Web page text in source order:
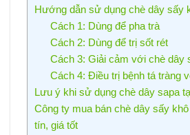
Hướng dẫn sử dụng chè dây sấy
Cách 1: Dùng để pha trà
Cách 2: Dùng để trị sốt rét
Cách 3: Giải cảm với chè dây
Cách 4: Điều trị bệnh tá tràng
Lưu ý khi sử dụng chè dây sapa
Công ty mua bán chè dây sấy
tín, giá tốt